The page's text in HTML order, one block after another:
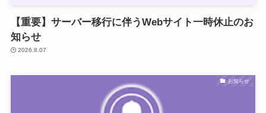
【重要】サーバー移行に伴うWebサイト一時休止のお
知らせ
2026.8.07
お知らせ